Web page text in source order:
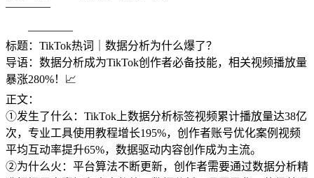
————
————
标题：TikTok热词｜数据分析为什么爆了？
导语：数据分析成为TikTok创作者必备技能，相关视频播放量
暴涨280%！📈
正文：
①发生了什么：TikTok上数据分析标签视频累计播放量达38亿
次，专业工具使用教程增长195%，创作者账号优化案例视频
平均互动率提升65%，数据驱动内容创作成为主流。
②为什么火：平台算法不断更新，创作者需要通过数据分析精